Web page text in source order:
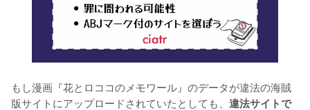
もし漫画『花とロココのメモワール』のデータが違法の海賊
版サイトにアップロードされていたとしても、 違法サイトで